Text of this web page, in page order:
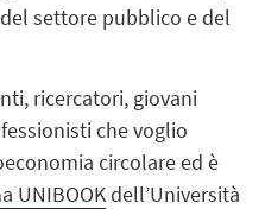
settore pubblico e del
ricercatori, giovani
che voglio
circolare ed è
UNIBOOKdell’Università